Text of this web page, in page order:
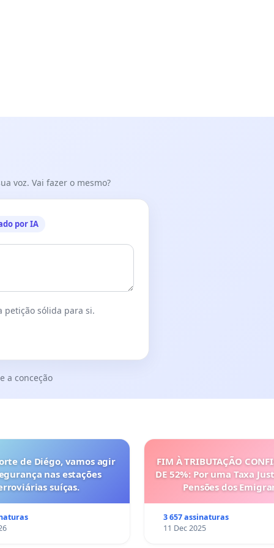
voz. Vai fazer o mesmo?
por IA
petição sólida para si.
a conceção
de Diégo, vamos agir
nas estações
suíças.
FIM À TRIBUTAÇÃO
DE 52%: Por uma Taxa
Pensões dos
3 657 assinaturas
11 Dec 2025